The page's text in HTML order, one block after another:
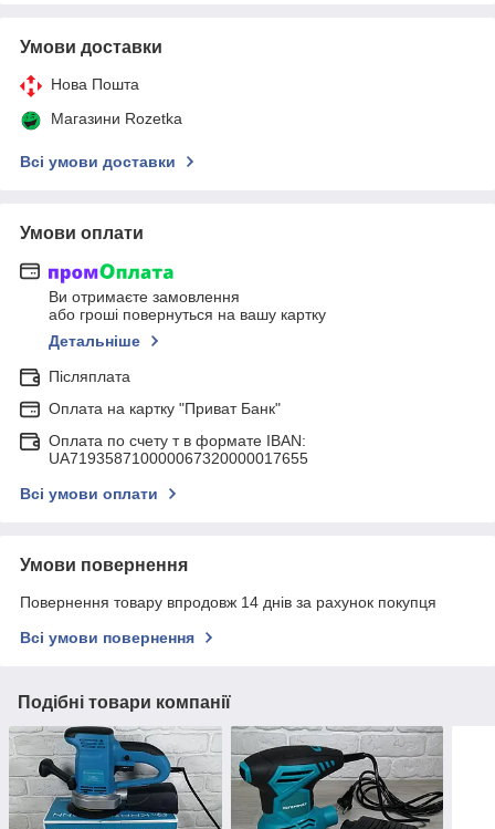
Умови доставки
Нова Пошта
Магазини Rozetka
Всі умови доставки
Умови оплати
Ви отримаєте замовлення
або гроші повернуться на вашу картку
Детальніше
Післяплата
Оплата на картку "Приват Банк"
Оплата по счету т в формате IBAN:
UA719358710000067320000017655
Всі умови оплати
Умови повернення
Повернення товару впродовж 14 днів за рахунок покупця
Всі умови повернення
Подібні товари компанії